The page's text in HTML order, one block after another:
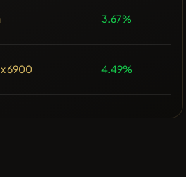
3.67%
6900 4.49%